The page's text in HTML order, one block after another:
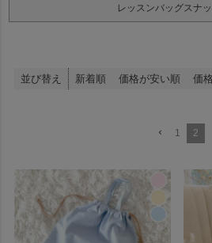
レッスンバッグスナ
並び替え 新着順 価格が安い順 価
1 2